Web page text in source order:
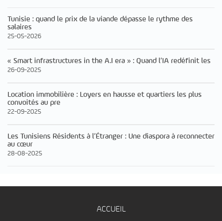
Tunisie : quand le prix de la viande dépasse le rythme des
salaires
25-05-2026
« Smart infrastructures in the A.I era » : Quand l’IA redéfinit les
26-09-2025
Location immobilière : Loyers en hausse et quartiers les plus
convoités au pre
22-09-2025
Les Tunisiens Résidents à l’Étranger : Une diaspora à reconnecter
au cœur
28-08-2025
ACCUEIL